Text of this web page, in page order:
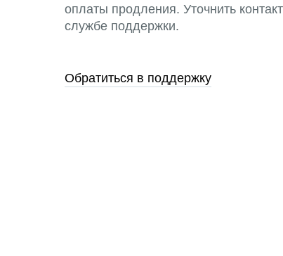
оплаты продления. Уточнить
службе поддержки.
Обратиться в поддержку